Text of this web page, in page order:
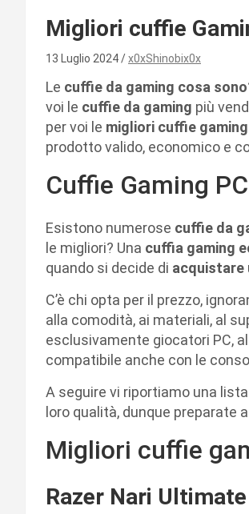
Migliori cuffie
13 Luglio 2024 x0xShinobix0x
Le cuffie da gaming cosa
voi le cuffie da gaming più
per voi le migliori cuffie gaming
prodotto valido, economico e
Cuffie Gaming PC
Esistono numerose cuffie da
le migliori? Una cuffia gaming
quando si decide di acquistare
C’è chi opta per il prezzo,
alla comodità, ai materiali, al
esclusivamente giocatori PC,
compatibile anche con le
A seguire vi riportiamo una
loro qualità, dunque preparate
Migliori cuffie
Razer Nari Ultimate